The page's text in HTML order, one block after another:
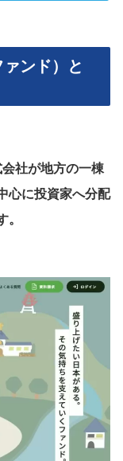
ンド）と
社が地方の一棟
心に投資家へ分配
。